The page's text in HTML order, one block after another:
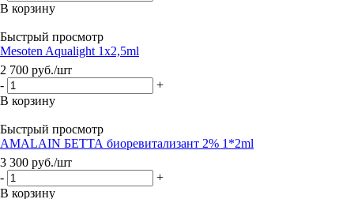
В корзину
Быстрый просмотр
Mesoten Aqualight 1x2,5ml
2 700 руб./шт
-
+
В корзину
Быстрый просмотр
AMALAIN БЕТТА биоревитализант 2% 1*2ml
3 300 руб./шт
-
+
В корзину